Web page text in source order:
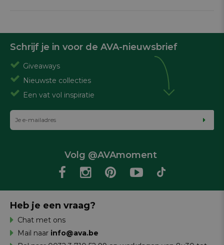
Schrijf je in voor de AVA-nieuwsbrief
Giveaways
Nieuwste collecties
Een vat vol inspiratie
Volg @AVAmoment
Heb je een vraag?
Chat met ons
Mail naar info@ava.be